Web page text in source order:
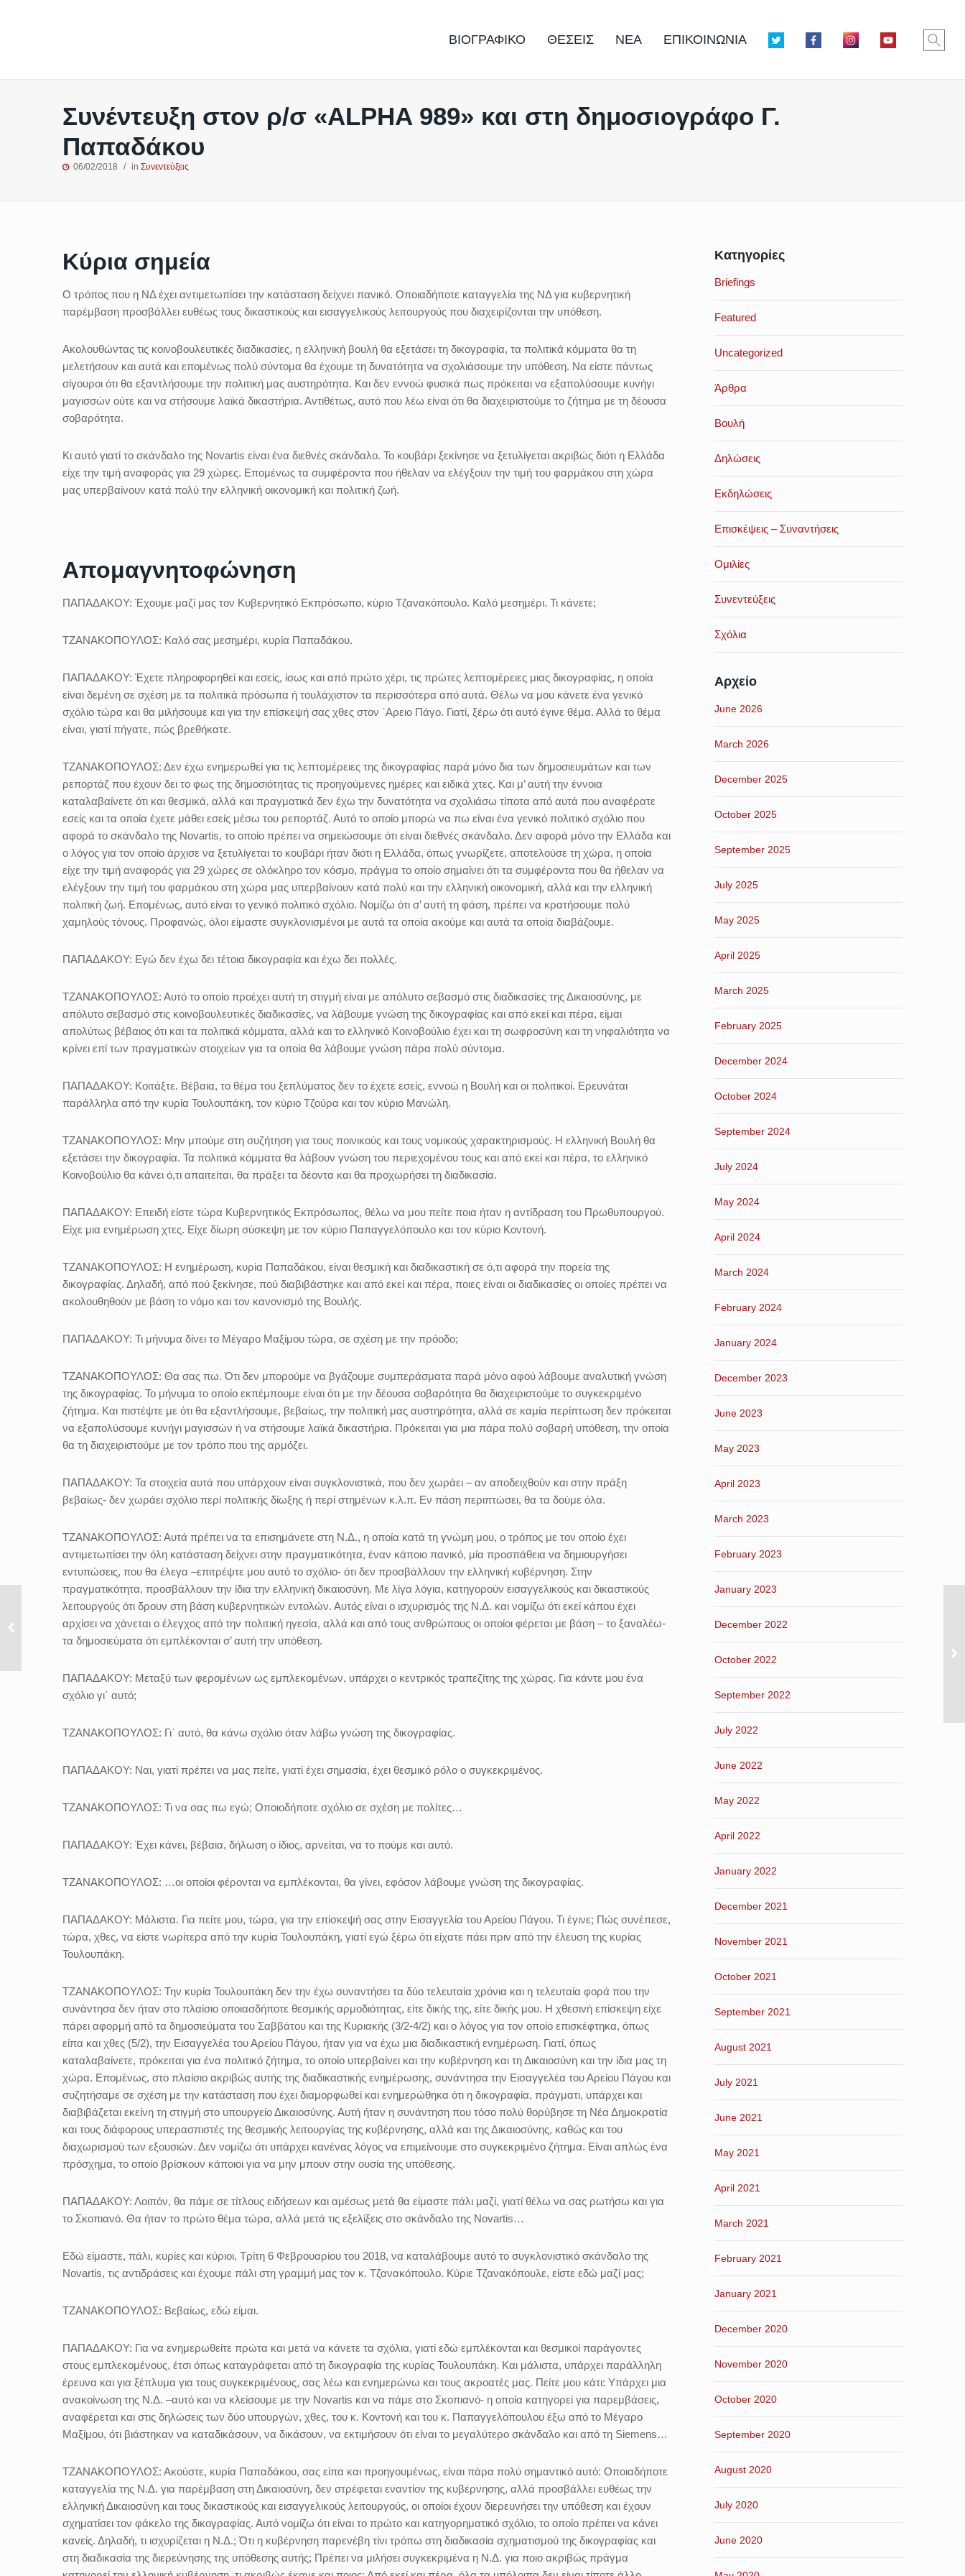
ΒΙΟΓΡΑΦΙΚΟ ΘΕΣΕΙΣ ΝΕΑ ΕΠΙΚΟΙΝΩΝΙΑ
Συνέντευξη στον ρ/σ «ALPHA 989» και στη δημοσιογράφο Γ.
Παπαδάκου
06/02/2018 in Συνεντεύξεις
Κύρια σημεία
Ο τρόπος που η ΝΔ έχει αντιμετωπίσει την κατάσταση δείχνει πανικό. Οποιαδήποτε καταγγελία της ΝΔ για κυβερνητική
παρέμβαση προσβάλλει ευθέως τους δικαστικούς και εισαγγελικούς λειτουργούς που διαχειρίζονται την υπόθεση.
Ακολουθώντας τις κοινοβουλευτικές διαδικασίες, η ελληνική βουλή θα εξετάσει τη δικογραφία, τα πολιτικά κόμματα θα τη
μελετήσουν και αυτά και επομένως πολύ σύντομα θα έχουμε τη δυνατότητα να σχολιάσουμε την υπόθεση. Να είστε πάντως
σίγουροι ότι θα εξαντλήσουμε την πολιτική μας αυστηρότητα. Και δεν εννοώ φυσικά πως πρόκειται να εξαπολύσουμε κυνήγι
μαγισσών ούτε και να στήσουμε λαϊκά δικαστήρια. Αντιθέτως, αυτό που λέω είναι ότι θα διαχειριστούμε το ζήτημα με τη δέουσα
σοβαρότητα.
Κι αυτό γιατί το σκάνδαλο της Novartis είναι ένα διεθνές σκάνδαλο. Το κουβάρι ξεκίνησε να ξετυλίγεται ακριβώς διότι η Ελλάδα
είχε την τιμή αναφοράς για 29 χώρες. Επομένως τα συμφέροντα που ήθελαν να ελέγξουν την τιμή του φαρμάκου στη χώρα
μας υπερβαίνουν κατά πολύ την ελληνική οικονομική και πολιτική ζωή.
Απομαγνητοφώνηση
ΠΑΠΑΔΑΚΟΥ: Έχουμε μαζί μας τον Κυβερνητικό Εκπρόσωπο, κύριο Τζανακόπουλο. Καλό μεσημέρι. Τι κάνετε;
ΤΖΑΝΑΚΟΠΟΥΛΟΣ: Καλό σας μεσημέρι, κυρία Παπαδάκου.
ΠΑΠΑΔΑΚΟΥ: Έχετε πληροφορηθεί και εσείς, ίσως και από πρώτο χέρι, τις πρώτες λεπτομέρειες μιας δικογραφίας, η οποία
είναι δεμένη σε σχέση με τα πολιτικά πρόσωπα ή τουλάχιστον τα περισσότερα από αυτά. Θέλω να μου κάνετε ένα γενικό
σχόλιο τώρα και θα μιλήσουμε και για την επίσκεψή σας χθες στον ΄Αρειο Πάγο. Γιατί, ξέρω ότι αυτό έγινε θέμα. Αλλά το θέμα
είναι, γιατί πήγατε, πώς βρεθήκατε.
ΤΖΑΝΑΚΟΠΟΥΛΟΣ: Δεν έχω ενημερωθεί για τις λεπτομέρειες της δικογραφίας παρά μόνο δια των δημοσιευμάτων και των
ρεπορτάζ που έχουν δει το φως της δημοσιότητας τις προηγούμενες ημέρες και ειδικά χτες. Και μ’ αυτή την έννοια
καταλαβαίνετε ότι και θεσμικά, αλλά και πραγματικά δεν έχω την δυνατότητα να σχολιάσω τίποτα από αυτά που αναφέρατε
εσείς και τα οποία έχετε μάθει εσείς μέσω του ρεπορτάζ. Αυτό το οποίο μπορώ να πω είναι ένα γενικό πολιτικό σχόλιο που
αφορά το σκάνδαλο της Novartis, το οποίο πρέπει να σημειώσουμε ότι είναι διεθνές σκάνδαλο. Δεν αφορά μόνο την Ελλάδα και
ο λόγος για τον οποίο άρχισε να ξετυλίγεται το κουβάρι ήταν διότι η Ελλάδα, όπως γνωρίζετε, αποτελούσε τη χώρα, η οποία
είχε την τιμή αναφοράς για 29 χώρες σε ολόκληρο τον κόσμο, πράγμα το οποίο σημαίνει ότι τα συμφέροντα που θα ήθελαν να
ελέγξουν την τιμή του φαρμάκου στη χώρα μας υπερβαίνουν κατά πολύ και την ελληνική οικονομική, αλλά και την ελληνική
πολιτική ζωή. Επομένως, αυτό είναι το γενικό πολιτικό σχόλιο. Νομίζω ότι σ’ αυτή τη φάση, πρέπει να κρατήσουμε πολύ
χαμηλούς τόνους. Προφανώς, όλοι είμαστε συγκλονισμένοι με αυτά τα οποία ακούμε και αυτά τα οποία διαβάζουμε.
ΠΑΠΑΔΑΚΟΥ: Εγώ δεν έχω δει τέτοια δικογραφία και έχω δει πολλές.
ΤΖΑΝΑΚΟΠΟΥΛΟΣ: Αυτό το οποίο προέχει αυτή τη στιγμή είναι με απόλυτο σεβασμό στις διαδικασίες της Δικαιοσύνης, με
απόλυτο σεβασμό στις κοινοβουλευτικές διαδικασίες, να λάβουμε γνώση της δικογραφίας και από εκεί και πέρα, είμαι
απολύτως βέβαιος ότι και τα πολιτικά κόμματα, αλλά και το ελληνικό Κοινοβούλιο έχει και τη σωφροσύνη και τη νηφαλιότητα να
κρίνει επί των πραγματικών στοιχείων για τα οποία θα λάβουμε γνώση πάρα πολύ σύντομα.
ΠΑΠΑΔΑΚΟΥ: Κοιτάξτε. Βέβαια, το θέμα του ξεπλύματος δεν το έχετε εσείς, εννοώ η Βουλή και οι πολιτικοί. Ερευνάται
παράλληλα από την κυρία Τουλουπάκη, τον κύριο Τζούρα και τον κύριο Μανώλη.
ΤΖΑΝΑΚΟΠΟΥΛΟΣ: Μην μπούμε στη συζήτηση για τους ποινικούς και τους νομικούς χαρακτηρισμούς. Η ελληνική Βουλή θα
εξετάσει την δικογραφία. Τα πολιτικά κόμματα θα λάβουν γνώση του περιεχομένου τους και από εκεί και πέρα, το ελληνικό
Κοινοβούλιο θα κάνει ό,τι απαιτείται, θα πράξει τα δέοντα και θα προχωρήσει τη διαδικασία.
ΠΑΠΑΔΑΚΟΥ: Επειδή είστε τώρα Κυβερνητικός Εκπρόσωπος, θέλω να μου πείτε ποια ήταν η αντίδραση του Πρωθυπουργού.
Είχε μια ενημέρωση χτες. Είχε δίωρη σύσκεψη με τον κύριο Παπαγγελόπουλο και τον κύριο Κοντονή.
ΤΖΑΝΑΚΟΠΟΥΛΟΣ: Η ενημέρωση, κυρία Παπαδάκου, είναι θεσμική και διαδικαστική σε ό,τι αφορά την πορεία της
δικογραφίας. Δηλαδή, από πού ξεκίνησε, πού διαβιβάστηκε και από εκεί και πέρα, ποιες είναι οι διαδικασίες οι οποίες πρέπει να
ακολουθηθούν με βάση το νόμο και τον κανονισμό της Βουλής.
ΠΑΠΑΔΑΚΟΥ: Τι μήνυμα δίνει το Μέγαρο Μαξίμου τώρα, σε σχέση με την πρόοδο;
ΤΖΑΝΑΚΟΠΟΥΛΟΣ: Θα σας πω. Ότι δεν μπορούμε να βγάζουμε συμπεράσματα παρά μόνο αφού λάβουμε αναλυτική γνώση
της δικογραφίας. Το μήνυμα το οποίο εκπέμπουμε είναι ότι με την δέουσα σοβαρότητα θα διαχειριστούμε το συγκεκριμένο
ζήτημα. Και πιστέψτε με ότι θα εξαντλήσουμε, βεβαίως, την πολιτική μας αυστηρότητα, αλλά σε καμία περίπτωση δεν πρόκειται
να εξαπολύσουμε κυνήγι μαγισσών ή να στήσουμε λαϊκά δικαστήρια. Πρόκειται για μια πάρα πολύ σοβαρή υπόθεση, την οποία
θα τη διαχειριστούμε με τον τρόπο που της αρμόζει.
ΠΑΠΑΔΑΚΟΥ: Τα στοιχεία αυτά που υπάρχουν είναι συγκλονιστικά, που δεν χωράει – αν αποδειχθούν και στην πράξη
βεβαίως- δεν χωράει σχόλιο περί πολιτικής δίωξης ή περί στημένων κ.λ.π. Εν πάση περιπτώσει, θα τα δούμε όλα.
ΤΖΑΝΑΚΟΠΟΥΛΟΣ: Αυτά πρέπει να τα επισημάνετε στη Ν.Δ., η οποία κατά τη γνώμη μου, ο τρόπος με τον οποίο έχει
αντιμετωπίσει την όλη κατάσταση δείχνει στην πραγματικότητα, έναν κάποιο πανικό, μία προσπάθεια να δημιουργήσει
εντυπώσεις, που θα έλεγα –επιτρέψτε μου αυτό το σχόλιο- ότι δεν προσβάλλουν την ελληνική κυβέρνηση. Στην
πραγματικότητα, προσβάλλουν την ίδια την ελληνική δικαιοσύνη. Με λίγα λόγια, κατηγορούν εισαγγελικούς και δικαστικούς
λειτουργούς ότι δρουν στη βάση κυβερνητικών εντολών. Αυτός είναι ο ισχυρισμός της Ν.Δ. και νομίζω ότι εκεί κάπου έχει
αρχίσει να χάνεται ο έλεγχος από την πολιτική ηγεσία, αλλά και από τους ανθρώπους οι οποίοι φέρεται με βάση – το ξαναλέω-
τα δημοσιεύματα ότι εμπλέκονται σ’ αυτή την υπόθεση.
ΠΑΠΑΔΑΚΟΥ: Μεταξύ των φερομένων ως εμπλεκομένων, υπάρχει ο κεντρικός τραπεζίτης της χώρας. Για κάντε μου ένα
σχόλιο γι΄ αυτό;
ΤΖΑΝΑΚΟΠΟΥΛΟΣ: Γι΄ αυτό, θα κάνω σχόλιο όταν λάβω γνώση της δικογραφίας.
ΠΑΠΑΔΑΚΟΥ: Ναι, γιατί πρέπει να μας πείτε, γιατί έχει σημασία, έχει θεσμικό ρόλο ο συγκεκριμένος.
ΤΖΑΝΑΚΟΠΟΥΛΟΣ: Τι να σας πω εγώ; Οποιοδήποτε σχόλιο σε σχέση με πολίτες…
ΠΑΠΑΔΑΚΟΥ: Έχει κάνει, βέβαια, δήλωση ο ίδιος, αρνείται, να το πούμε και αυτό.
ΤΖΑΝΑΚΟΠΟΥΛΟΣ: …οι οποίοι φέρονται να εμπλέκονται, θα γίνει, εφόσον λάβουμε γνώση της δικογραφίας.
ΠΑΠΑΔΑΚΟΥ: Μάλιστα. Για πείτε μου, τώρα, για την επίσκεψή σας στην Εισαγγελία του Αρείου Πάγου. Τι έγινε; Πώς συνέπεσε,
τώρα, χθες, να είστε νωρίτερα από την κυρία Τουλουπάκη, γιατί εγώ ξέρω ότι είχατε πάει πριν από την έλευση της κυρίας
Τουλουπάκη.
ΤΖΑΝΑΚΟΠΟΥΛΟΣ: Την κυρία Τουλουπάκη δεν την έχω συναντήσει τα δύο τελευταία χρόνια και η τελευταία φορά που την
συνάντησα δεν ήταν στο πλαίσιο οποιασδήποτε θεσμικής αρμοδιότητας, είτε δικής της, είτε δικής μου. Η χθεσινή επίσκεψη είχε
πάρει αφορμή από τα δημοσιεύματα του Σαββάτου και της Κυριακής (3/2-4/2) και ο λόγος για τον οποίο επισκέφτηκα, όπως
είπα και χθες (5/2), την Εισαγγελέα του Αρείου Πάγου, ήταν για να έχω μια διαδικαστική ενημέρωση. Γιατί, όπως
καταλαβαίνετε, πρόκειται για ένα πολιτικό ζήτημα, το οποίο υπερβαίνει και την κυβέρνηση και τη Δικαιοσύνη και την ίδια μας τη
χώρα. Επομένως, στο πλαίσιο ακριβώς αυτής της διαδικαστικής ενημέρωσης, συνάντησα την Εισαγγελέα του Αρείου Πάγου και
συζητήσαμε σε σχέση με την κατάσταση που έχει διαμορφωθεί και ενημερώθηκα ότι η δικογραφία, πράγματι, υπάρχει και
διαβιβάζεται εκείνη τη στιγμή στο υπουργείο Δικαιοσύνης. Αυτή ήταν η συνάντηση που τόσο πολύ θορύβησε τη Νέα Δημοκρατία
και τους διάφορους υπερασπιστές της θεσμικής λειτουργίας της κυβέρνησης, αλλά και της Δικαιοσύνης, καθώς και του
διαχωρισμού των εξουσιών. Δεν νομίζω ότι υπάρχει κανένας λόγος να επιμείνουμε στο συγκεκριμένο ζήτημα. Είναι απλώς ένα
πρόσχημα, το οποίο βρίσκουν κάποιοι για να μην μπουν στην ουσία της υπόθεσης.
ΠΑΠΑΔΑΚΟΥ: Λοιπόν, θα πάμε σε τίτλους ειδήσεων και αμέσως μετά θα είμαστε πάλι μαζί, γιατί θέλω να σας ρωτήσω και για
το Σκοπιανό. Θα ήταν το πρώτο θέμα τώρα, αλλά μετά τις εξελίξεις στο σκάνδαλο της Novartis…
Εδώ είμαστε, πάλι, κυρίες και κύριοι, Τρίτη 6 Φεβρουαρίου του 2018, να καταλάβουμε αυτό το συγκλονιστικό σκάνδαλο της
Novartis, τις αντιδράσεις και έχουμε πάλι στη γραμμή μας τον κ. Τζανακόπουλο. Κύριε Τζανακόπουλε, είστε εδώ μαζί μας;
ΤΖΑΝΑΚΟΠΟΥΛΟΣ: Βεβαίως, εδώ είμαι.
ΠΑΠΑΔΑΚΟΥ: Για να ενημερωθείτε πρώτα και μετά να κάνετε τα σχόλια, γιατί εδώ εμπλέκονται και θεσμικοί παράγοντες
στους εμπλεκομένους, έτσι όπως καταγράφεται από τη δικογραφία της κυρίας Τουλουπάκη. Και μάλιστα, υπάρχει παράλληλη
έρευνα και για ξέπλυμα για τους συγκεκριμένους, σας λέω και ενημερώνω και τους ακροατές μας. Πείτε μου κάτι: Υπάρχει μια
ανακοίνωση της Ν.Δ. –αυτό και να κλείσουμε με την Novartis και να πάμε στο Σκοπιανό- η οποία κατηγορεί για παρεμβάσεις,
αναφέρεται και στις δηλώσεις των δύο υπουργών, χθες, του κ. Κοντονή και του κ. Παπαγγελόπουλου έξω από το Μέγαρο
Μαξίμου, ότι βιάστηκαν να καταδικάσουν, να δικάσουν, να εκτιμήσουν ότι είναι το μεγαλύτερο σκάνδαλο και από τη Siemens…
ΤΖΑΝΑΚΟΠΟΥΛΟΣ: Ακούστε, κυρία Παπαδάκου, σας είπα και προηγουμένως, είναι πάρα πολύ σημαντικό αυτό: Οποιαδήποτε
καταγγελία της Ν.Δ. για παρέμβαση στη Δικαιοσύνη, δεν στρέφεται εναντίον της κυβέρνησης, αλλά προσβάλλει ευθέως την
ελληνική Δικαιοσύνη και τους δικαστικούς και εισαγγελικούς λειτουργούς, οι οποίοι έχουν διερευνήσει την υπόθεση και έχουν
σχηματίσει τον φάκελο της δικογραφίας. Αυτό νομίζω ότι είναι το πρώτο και κατηγορηματικό σχόλιο, το οποίο πρέπει να κάνει
κανείς. Δηλαδή, τι ισχυρίζεται η Ν.Δ.; Ότι η κυβέρνηση παρενέβη τίνι τρόπω στη διαδικασία σχηματισμού της δικογραφίας και
στη διαδικασία της διερεύνησης της υπόθεσης αυτής; Πρέπει να μιλήσει συγκεκριμένα η Ν.Δ. για ποιο ακριβώς πράγμα
Κατηγορίες
Briefings
Featured
Uncategorized
Άρθρα
Βουλή
Δηλώσεις
Εκδηλώσεις
Επισκέψεις – Συναντήσεις
Ομιλίες
Συνεντεύξεις
Σχόλια
Αρχείο
June 2026
March 2026
December 2025
October 2025
September 2025
July 2025
May 2025
April 2025
March 2025
February 2025
December 2024
October 2024
September 2024
July 2024
May 2024
April 2024
March 2024
February 2024
January 2024
December 2023
June 2023
May 2023
April 2023
March 2023
February 2023
January 2023
December 2022
October 2022
September 2022
July 2022
June 2022
May 2022
April 2022
January 2022
December 2021
November 2021
October 2021
September 2021
August 2021
July 2021
June 2021
May 2021
April 2021
March 2021
February 2021
January 2021
December 2020
November 2020
October 2020
September 2020
August 2020
July 2020
June 2020